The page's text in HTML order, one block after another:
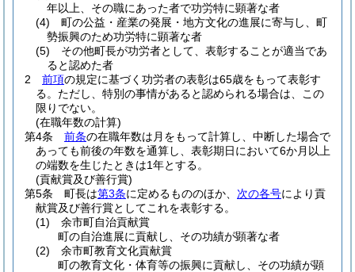
年以上、その職にあった者で功労特に顕著な者
(4)
町の公益・産業の発展・地方文化の進展に寄与し、町
勢振興のため功労特に顕著な者
(5)
その他町長が功労者として、表彰することが適当であ
ると認めた者
2
前項の規定に基づく功労者の表彰は65歳をもって表彰す
る。 ただし、特別の事情があると認められる場合は、この
限りでない。
(在職年数の計算)
第4条
前条の在職年数は月をもって計算し、中断した場合で
あっても前後の年数を通算し、表彰期日において6か月以上
の端数を生じたときは1年とする。
(貢献賞及び善行賞)
第5条
町長は第3条に定めるもののほか、 次の各号により貢
献賞及び善行賞としてこれを表彰する。
(1)
余市町自治貢献賞
町の自治進展に貢献し、その功績が顕著な者
(2)
余市町教育文化貢献賞
町の教育文化・体育等の振興に貢献し、その功績が顕